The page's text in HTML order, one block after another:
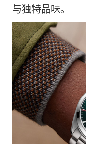
与独特品味。